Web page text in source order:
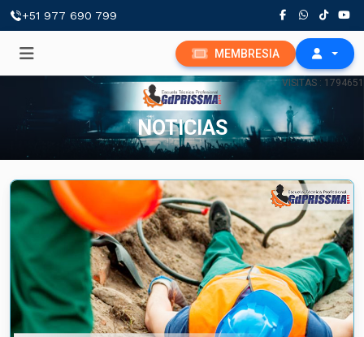
+51 977 690 799
MEMBRESIA
VISITAS : 1794651
NOTICIAS